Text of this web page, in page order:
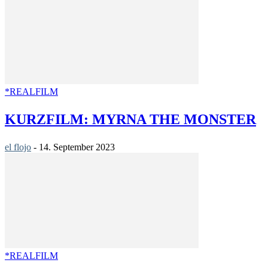
*REALFILM
KURZFILM: MYRNA THE MONSTER
el flojo - 14. September 2023
*REALFILM